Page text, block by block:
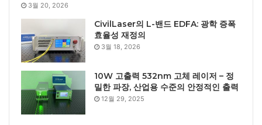
3월 20, 2026
CivilLaser의 L-밴드 EDFA: 광학 증폭
효율성 재정의
3월 18, 2026
10W 고출력 532nm 고체 레이저 – 정
밀한 파장, 산업용 수준의 안정적인 출력
12월 29, 2025